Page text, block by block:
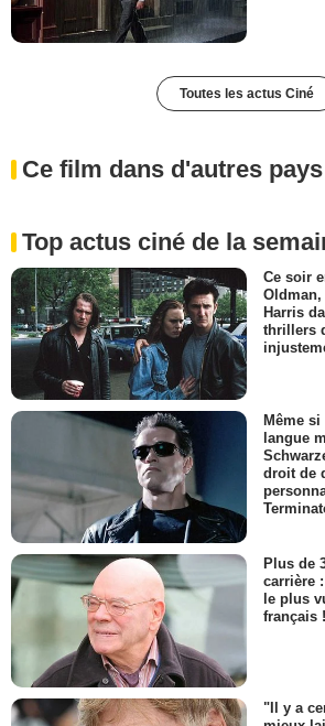
Toutes les actus Ciné
Ce film dans d'autres pays
Top actus ciné de la
Ce soir
Oldman,
Harris
thrillers
Même
langue
droit de
Plus de
carrière
le plus
français !
"Il y a